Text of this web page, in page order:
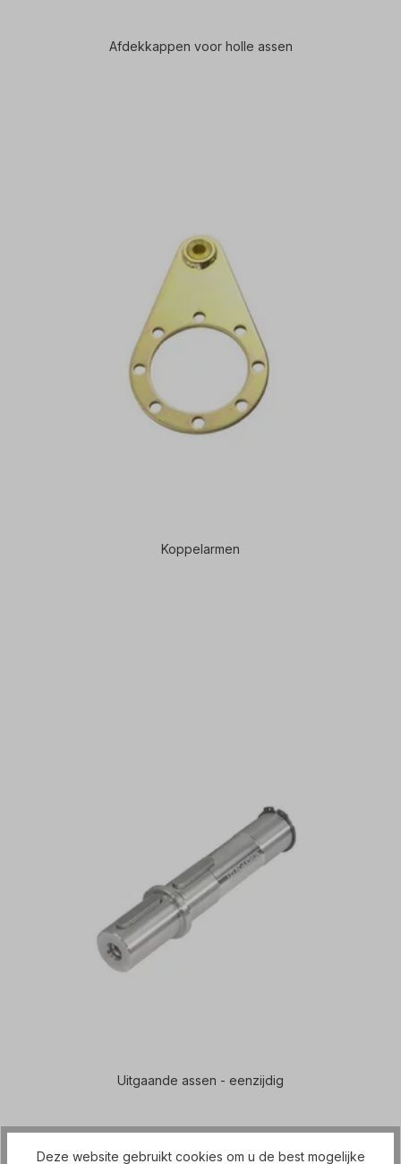
Afdekkappen voor holle assen
Koppelarmen
Uitgaande assen - eenzijdig
Deze website gebruikt cookies om u de best mogelijke